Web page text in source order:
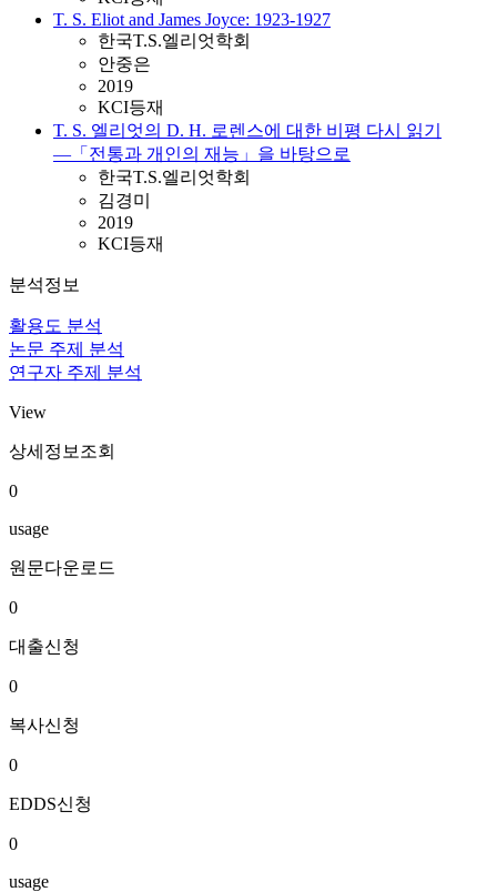
T. S. Eliot and James Joyce: 1923-1927
한국T.S.엘리엇학회
안중은
2019
KCI등재
T. S. 엘리엇의 D. H. 로렌스에 대한 비평 다시 읽기
―「전통과 개인의 재능」을 바탕으로
한국T.S.엘리엇학회
김경미
2019
KCI등재
분석정보
활용도 분석
논문 주제 분석
연구자 주제 분석
View
상세정보조회
0
usage
원문다운로드
0
대출신청
0
복사신청
0
EDDS신청
0
usage